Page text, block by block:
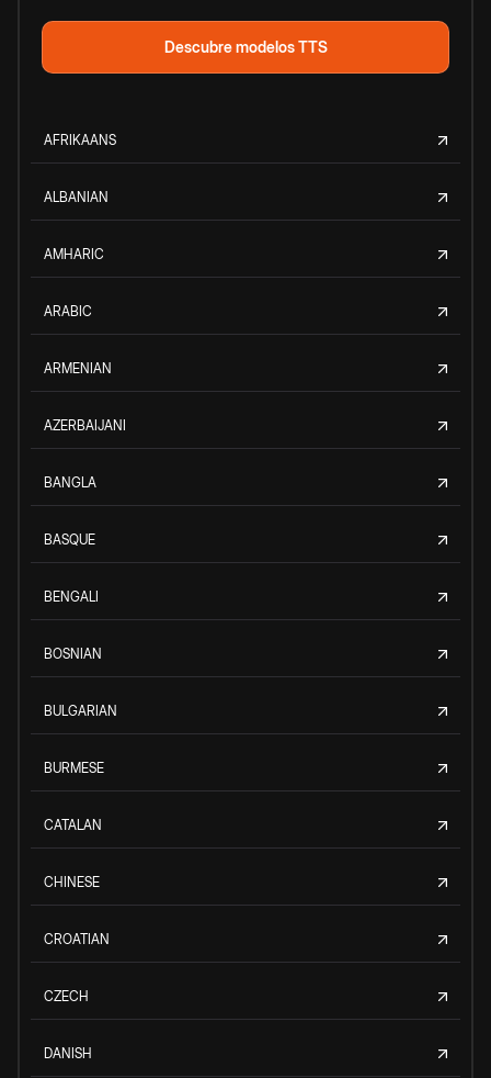
Descubre modelos TTS
AFRIKAANS
ALBANIAN
AMHARIC
ARABIC
ARMENIAN
AZERBAIJANI
BANGLA
BASQUE
BENGALI
BOSNIAN
BULGARIAN
BURMESE
CATALAN
CHINESE
CROATIAN
CZECH
DANISH